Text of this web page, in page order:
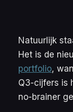
Natuurlijk
Het is de
portfolio,
Q3-cijfers is
no-brainer